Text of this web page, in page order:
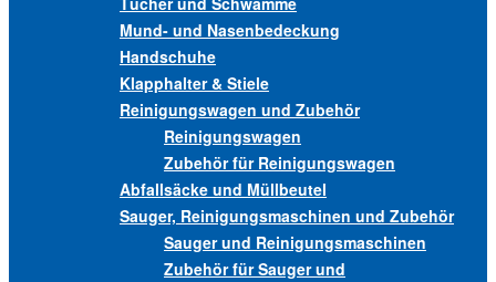
Mund- und Nasenbedeckung
Handschuhe
Klapphalter & Stiele
Reinigungswagen und Zubehör
Reinigungswagen
Zubehör für Reinigungswagen
Abfallsäcke und Müllbeutel
Sauger, Reinigungsmaschinen und Zubehör
Sauger und Reinigungsmaschinen
Zubehör für Sauger und